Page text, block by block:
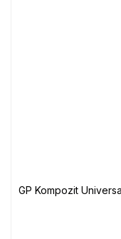
GP Kompozit